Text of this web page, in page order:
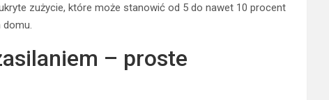
zużycie, które może stanowić od 5 do nawet 10 procent
domu.
– proste